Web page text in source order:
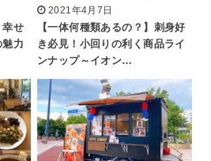
幸せ
魅力
2021年4月7日
【一体何種類あるの？】刺身好
き必見！小回りの利く商品ライ
ンナップ～イオン…